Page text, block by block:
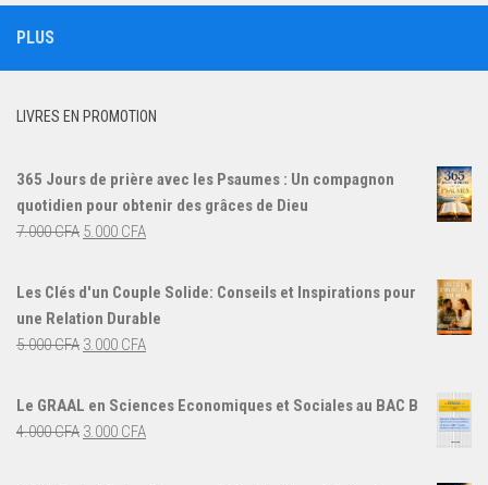
PLUS
LIVRES EN PROMOTION
365 Jours de prière avec les Psaumes : Un compagnon
quotidien pour obtenir des grâces de Dieu
7.000CFA Le
initial
était :
7.000 CFA.
5.000 CFALe
actuel
est :
Les Clés d'un Couple Solide: Conseils et Inspirations pour
une Relation Durable
5.000CFA Le
initial
était :
3.000 CFALe
actuel
Le GRAAL en Sciences Economiques et Sociales au BAC B
4.000CFA Le
3.000 CFALe